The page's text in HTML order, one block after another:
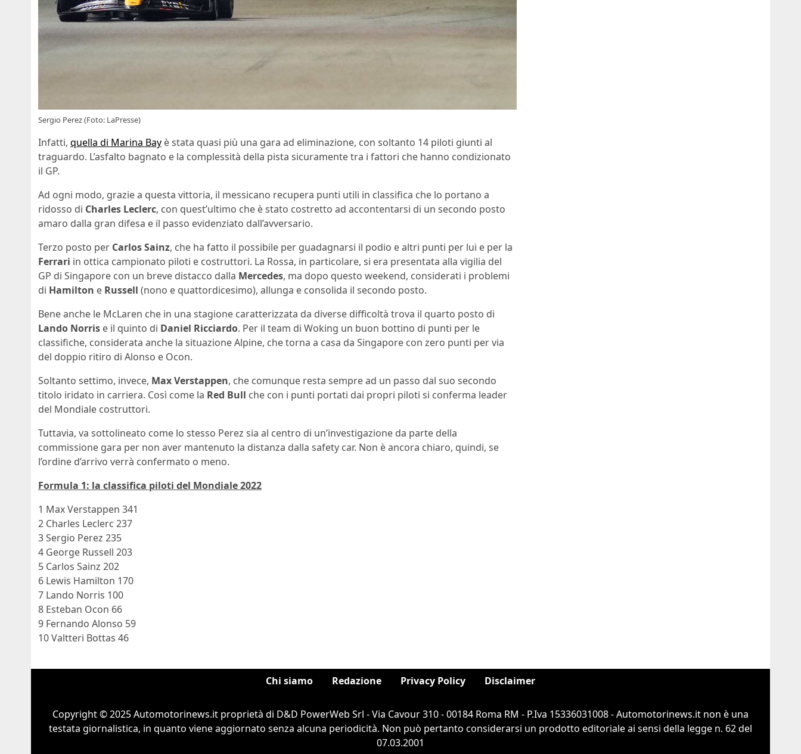
Sergio Perez (Foto: LaPresse)
Infatti, quella di Marina Bay è stata quasi più una gara ad eliminazione, con soltanto 14 piloti giunti al
traguardo. L’asfalto bagnato e la complessità della pista sicuramente tra i fattori che hanno condizionato
il GP.
Ad ogni modo, grazie a questa vittoria, il messicano recupera punti utili in classifica che lo portano a
ridosso di Charles Leclerc, con quest’ultimo che è stato costretto ad accontentarsi di un secondo posto
amaro dalla gran difesa e il passo evidenziato dall’avversario.
Terzo posto per Carlos Sainz, che ha fatto il possibile per guadagnarsi il podio e altri punti per lui e per la
Ferrari in ottica campionato piloti e costruttori. La Rossa, in particolare, si era presentata alla vigilia del
GP di Singapore con un breve distacco dalla Mercedes, ma dopo questo weekend, considerati i problemi
di Hamilton e Russell (nono e quattordicesimo), allunga e consolida il secondo posto.
Bene anche le McLaren che in una stagione caratterizzata da diverse difficoltà trova il quarto posto di
Lando Norris e il quinto di Daniel Ricciardo. Per il team di Woking un buon bottino di punti per le
classifiche, considerata anche la situazione Alpine, che torna a casa da Singapore con zero punti per via
del doppio ritiro di Alonso e Ocon.
Soltanto settimo, invece, Max Verstappen, che comunque resta sempre ad un passo dal suo secondo
titolo iridato in carriera. Così come la Red Bull che con i punti portati dai propri piloti si conferma leader
del Mondiale costruttori.
Tuttavia, va sottolineato come lo stesso Perez sia al centro di un’investigazione da parte della
commissione gara per non aver mantenuto la distanza dalla safety car. Non è ancora chiaro, quindi, se
l’ordine d’arrivo verrà confermato o meno.
Formula 1: la classifica piloti del Mondiale 2022
1 Max Verstappen 341
2 Charles Leclerc 237
3 Sergio Perez 235
4 George Russell 203
5 Carlos Sainz 202
6 Lewis Hamilton 170
7 Lando Norris 100
8 Esteban Ocon 66
9 Fernando Alonso 59
10 Valtteri Bottas 46
Chi siamo Redazione Privacy Policy Disclaimer
Copyright © 2025 Automotorinews.it proprietà di D&D PowerWeb Srl - Via Cavour 310 - 00184 Roma RM - P.Iva 15336031008 - Automotorinews.it non è una
testata giornalistica, in quanto viene aggiornato senza alcuna periodicità. Non può pertanto considerarsi un prodotto editoriale ai sensi della legge n. 62 del
07.03.2001